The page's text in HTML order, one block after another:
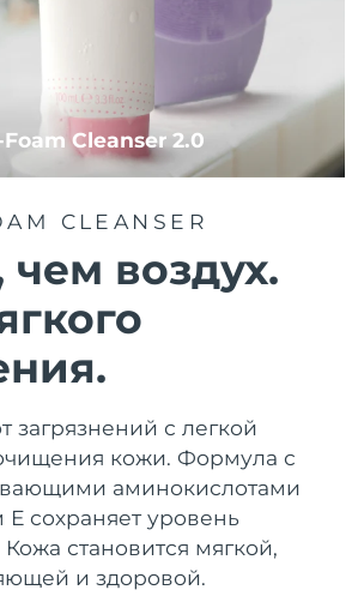
Cleanser 2.0
CLEANSER
чем воздух.
загрязнений с легкой
кожи. Формула с
аминокислотами
сохраняет уровень
становится мягкой,
и здоровой.